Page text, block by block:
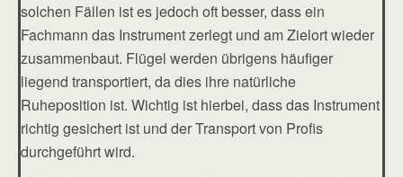
solchen Fällen ist es jedoch oft besser, dass ein
Fachmann das Instrument zerlegt und am Zielort wieder
zusammenbaut. Flügel werden übrigens häufiger
liegend transportiert, da dies ihre natürliche
Ruheposition ist. Wichtig ist hierbei, dass das Instrument
richtig gesichert ist und der Transport von Profis
durchgeführt wird.